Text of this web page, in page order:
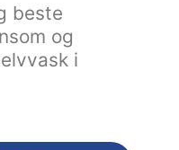
beste
og
i